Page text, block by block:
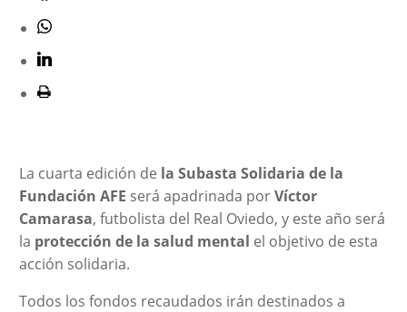
La cuarta edición de la Subasta Solidaria de la
Fundación AFE será apadrinada porVíctor
Camarasa, futbolista del Real Oviedo, y este año será
la protección de la salud mental el objetivo de esta
acción solidaria.
Todos los fondos recaudados irán destinados a